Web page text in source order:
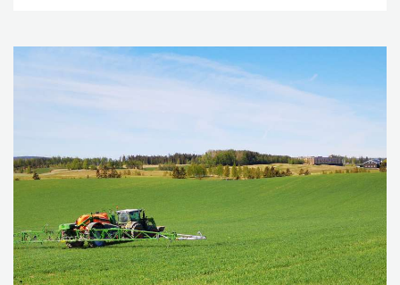
stort problem i vårkorn i andre nordiske land.